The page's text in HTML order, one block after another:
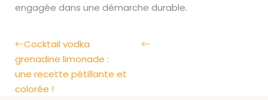
engagée dans une démarche durable.
Cocktail vodka
grenadine limonade :
une recette pétillante et
colorée !